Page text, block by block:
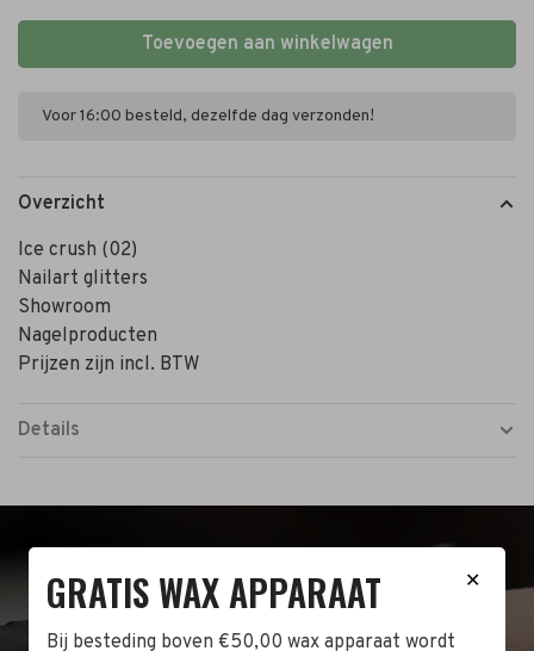
Toevoegen aan winkelwagen
Voor 16:00 besteld, dezelfde dag verzonden!
Overzicht
Ice crush (02)
Nailart glitters
Showroom
Nagelproducten
Prijzen zijn incl. BTW
Details
BEZOEK DE WINKEL!
Naast de online shop hebben wij ook een fysieke
✕
GRATIS WAX APPARAAT
Bij besteding boven €50,00 wax apparaat wordt